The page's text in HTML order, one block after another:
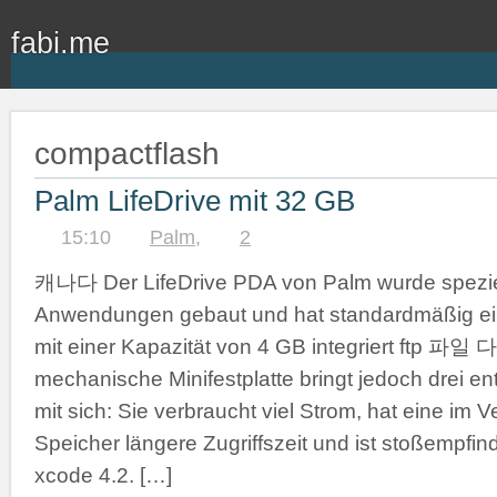
fabi.me
compactflash
Palm LifeDrive mit 32 GB
15:10 Palm, 2
캐나다 Der LifeDrive PDA von Palm wurde
Anwendungen gebaut und hat standardmäßig
mit einer Kapazität von 4 GB integriert ftp 파일
mechanische Minifestplatte bringt jedoch drei
mit sich: Sie verbraucht viel Strom, hat eine im
Speicher längere Zugriffszeit und ist
xcode 4.2. […]